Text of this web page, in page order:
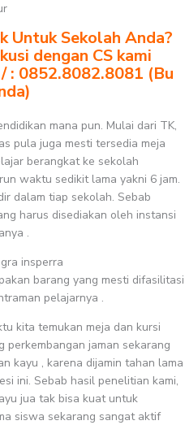
Untuk Sekolah Anda?
dengan CS kami
: 0852.8082.8081 (Bu
mana pun. Mulai dari TK,
pula juga mesti tersedia meja
berangkat ke sekolah
waktu sedikit lama yakni 6 jam.
dalam tiap sekolah. Sebab
harus disediakan oleh instansi
.
insperra
barang yang mesti difasilitasi
pelajarnya .
kita temukan meja dan kursi
perkembangan jaman sekarang
kayu , karena dijamin tahan lama
ini. Sebab hasil penelitian kami,
jua tak bisa kuat untuk
siswa sekarang sangat aktif